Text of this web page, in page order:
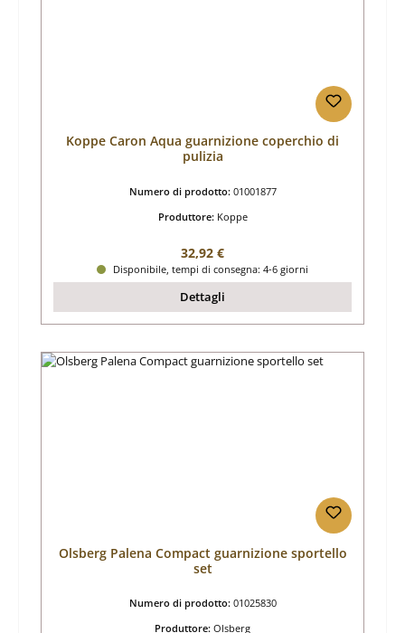
Koppe Caron Aqua guarnizione coperchio di
pulizia
Numero di prodotto: 01001877
Produttore: Koppe
Prezzo normale:
32,92 €
Disponibile, tempi di consegna: 4-6 giorni
Dettagli
Olsberg Palena Compact guarnizione sportello
set
Numero di prodotto: 01025830
Produttore: Olsberg